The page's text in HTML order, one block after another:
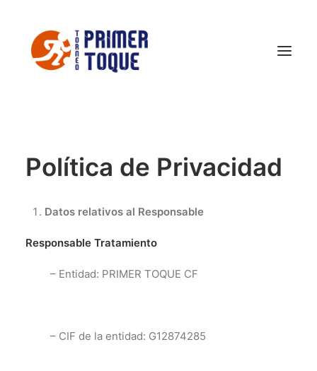
FOTOS TPT 2026
Noticias
Política de Privacidad
Datos relativos al Responsable
Responsable Tratamiento
– Entidad: PRIMER TOQUE CF
– CIF de la entidad: G12874285